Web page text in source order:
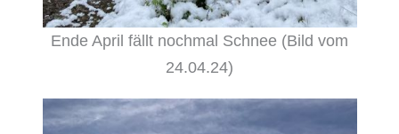
Ende April fällt nochmal Schnee (Bild vom
24.04.24)